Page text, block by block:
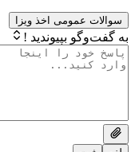
اخذ ویزا
!